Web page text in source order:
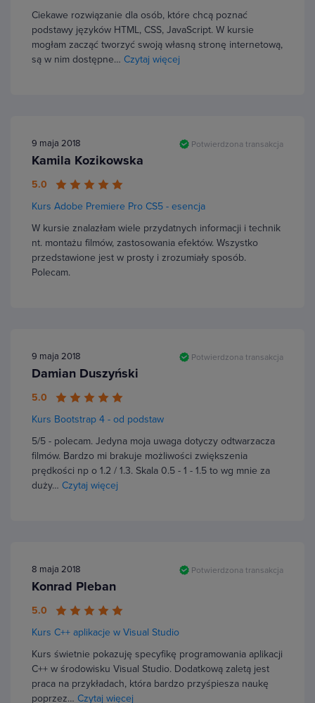
Ciekawe rozwiązanie dla osób, które chcą poznać
podstawy języków HTML, CSS, JavaScript. W kursie
mogłam zacząć tworzyć swoją własną stronę internetową,
są w nim dostępne… Czytaj więcej
9 maja 2018 Potwierdzona transakcja
Kamila Kozikowska
5.0
Kurs Adobe Premiere Pro CS5 - esencja
W kursie znalazłam wiele przydatnych informacji i technik
nt. montażu filmów, zastosowania efektów. Wszystko
przedstawione jest w prosty i zrozumiały sposób.
Polecam.
9 maja 2018 Potwierdzona transakcja
Damian Duszyński
5.0
Kurs Bootstrap 4 - od podstaw
5/5 - polecam. Jedyna moja uwaga dotyczy odtwarzacza
filmów. Bardzo mi brakuje możliwości zwiększenia
prędkości np o 1.2 / 1.3. Skala 0.5 - 1 - 1.5 to wg mnie za
duży… Czytaj więcej
8 maja 2018 Potwierdzona transakcja
Konrad Pleban
5.0
Kurs C++ aplikacje w Visual Studio
Kurs świetnie pokazuję specyfikę programowania aplikacji
C++ w środowisku Visual Studio. Dodatkową zaletą jest
praca na przykładach, która bardzo przyśpiesza naukę
poprzez… Czytaj więcej